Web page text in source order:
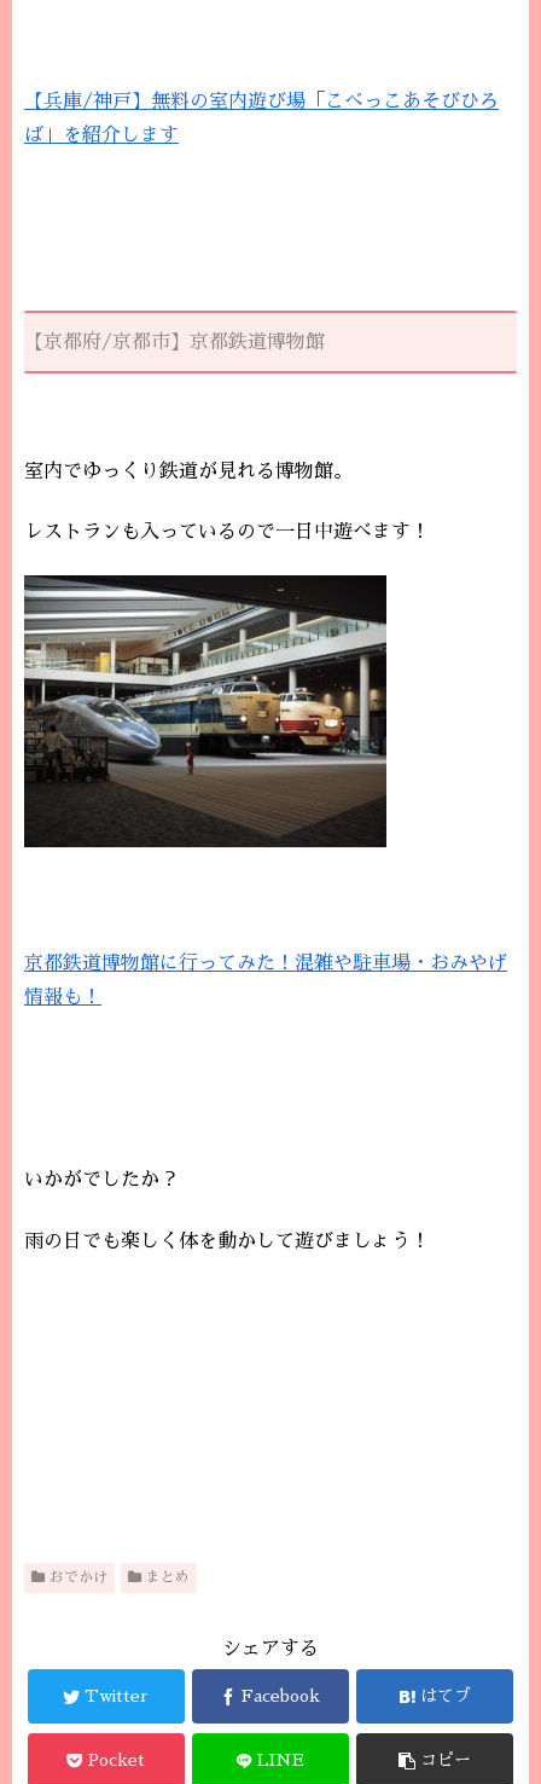
【兵庫/神戸】無料の室内遊び場「こべっこあそびひろ
ば」を紹介します
【京都府/京都市】京都鉄道博物館
室内でゆっくり鉄道が見れる博物館。
レストランも入っているので一日中遊べます！
京都鉄道博物館に行ってみた！混雑や駐車場・おみやげ
情報も！
いかがでしたか？
雨の日でも楽しく体を動かして遊びましょう！
おでかけ まとめ
シェアする
Twitter Facebook はてブ
Pocket LINE コピー